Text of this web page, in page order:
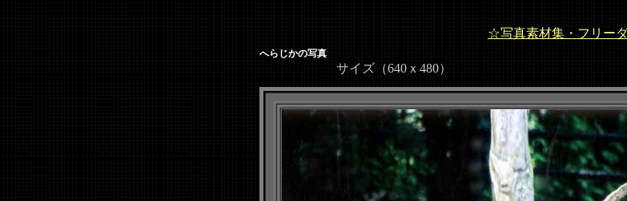
☆写真素材集・フリー
へらじかの写真
サイズ（640ｘ480）